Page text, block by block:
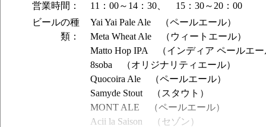
営業時間：
11：00～14：30、 15：30～20：00
ビールの種
類：
Yai Yai Pale Ale （ペールエール）
Meta Wheat Ale （ウィートエール）
Matto Hop IPA （インディア ペールエー
8soba （オリジナリティエール）
Quocoira Ale （ペールエール）
Samyde Stout （スタウト）
MONT ALE （ペールエール）
Acii la Saison （セゾン）